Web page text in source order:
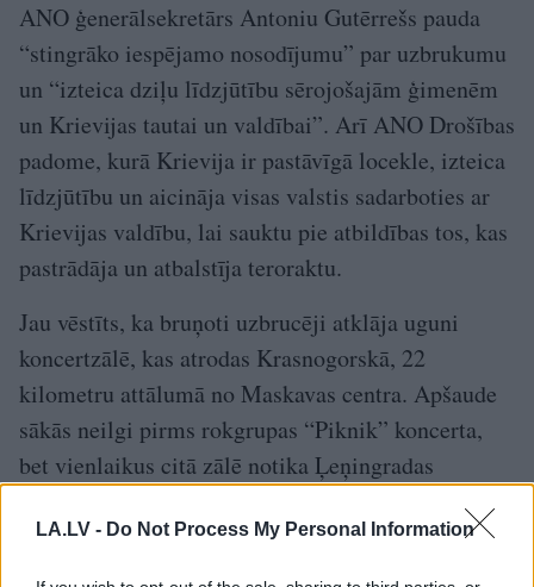
LA.LV - Do Not Process My Personal Information
ANO ģenerālsekretārs Antoniu Gutērrešs pauda
“stingrāko iespējamo nosodījumu” par uzbrukumu
un “izteica dziļu līdzjūtību sērojošajām ģimenēm
un Krievijas tautai un valdībai”. Arī ANO Drošības
padome, kurā Krievija ir pastāvīgā locekle, izteica
līdzjūtību un aicināja visas valstis sadarboties ar
Krievijas valdību, lai sauktu pie atbildības tos, kas
pastrādāja un atbalstīja teroraktu.
Jau vēstīts, ka bruņoti uzbrucēji atklāja uguni
koncertzālē, kas atrodas Krasnogorskā, 22
kilometru attālumā no Maskavas centra. Apšaude
sākās neilgi pirms rokgrupas “Piknik” koncerta,
bet vienlaikus citā zālē notika Ļeņingradas